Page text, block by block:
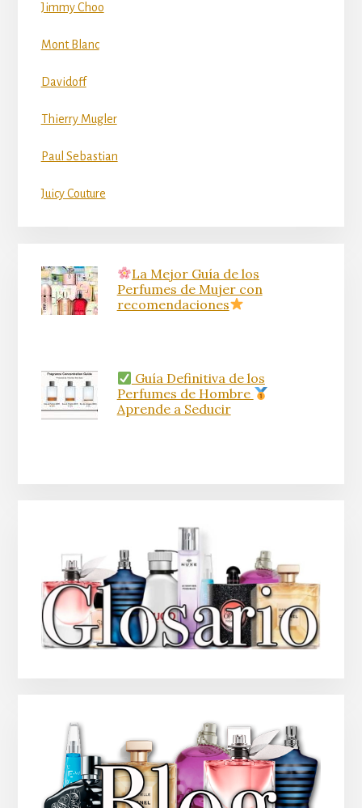
Jimmy Choo
Mont Blanc
Davidoff
Thierry Mugler
Paul Sebastian
Juicy Couture
La Mejor Guía de los
Perfumes de Mujer con
recomendaciones
Guía Definitiva de los
Perfumes de Hombre
Aprende a Seducir